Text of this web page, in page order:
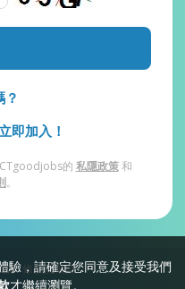
驗，請確定您同意及接受我們
才繼續瀏覽。
？
立即加入！
的 私隱政策和
。
隱 條款及細則